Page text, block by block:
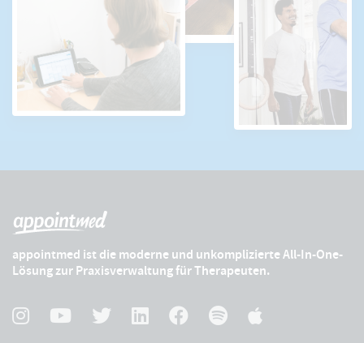
appointmed ist die moderne und unkomplizierte All-In-One-
Lösung zur Praxisverwaltung für Therapeuten.